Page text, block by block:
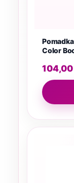
Color
104,00